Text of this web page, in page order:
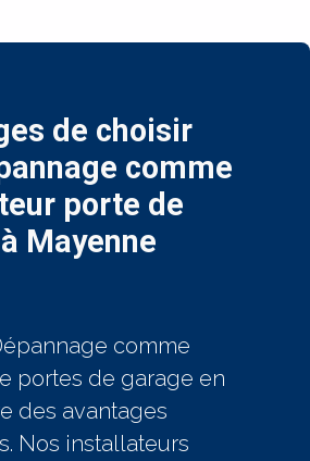
de choisir
comme
porte de
Mayenne
comme
portes de garage en
des avantages
Nos installateurs